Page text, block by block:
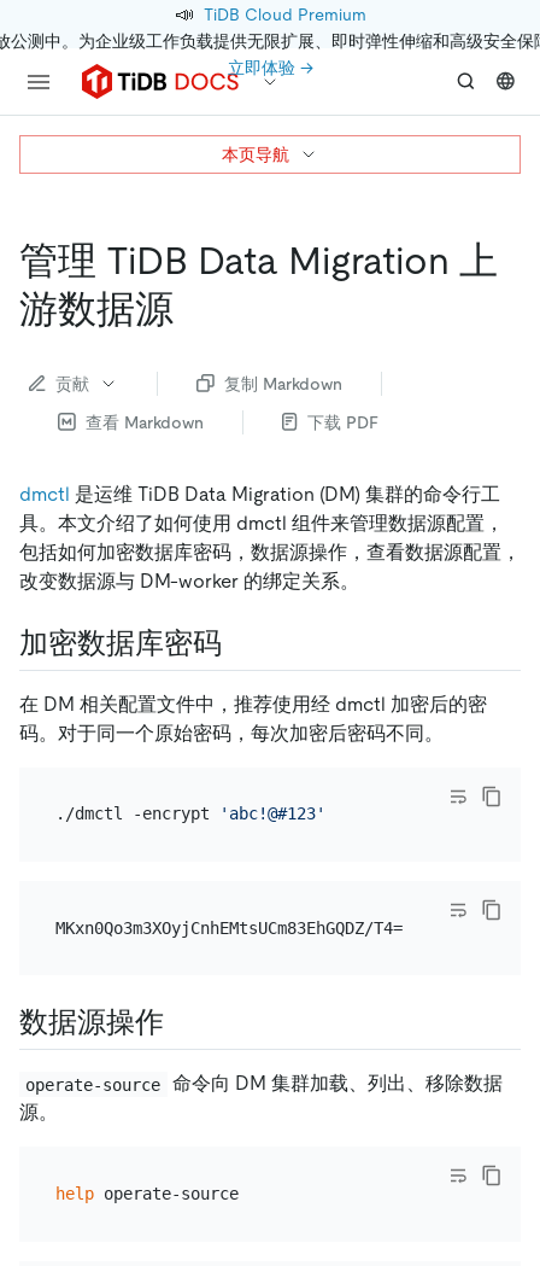
📣 TiDB Cloud Premium
公测中。为企业级工作负载提供无限扩展、即时弹性伸缩和高级安全保
立即体验 →
管理 TiDB Data Migration 上
游数据源
贡献
复制 Markdown
查看 Markdown
下载 PDF
dmctl 是运维 TiDB Data Migration (DM) 集群的命令行工
具。本文介绍了如何使用 dmctl 组件来管理数据源配置，
包括如何加密数据库密码，数据源操作，查看数据源配置，
改变数据源与 DM-worker 的绑定关系。
加密数据库密码
在 DM 相关配置文件中，推荐使用经 dmctl 加密后的密
码。对于同一个原始密码，每次加密后密码不同。
./dmctl -encrypt 'abc!@#123'
MKxn0Qo3m3XOyjCnhEMtsUCm83EhGQDZ/T4=
数据源操作
operate-source
命令向 DM 集群加载、列出、移除数据
源。
help operate-source
本页导航